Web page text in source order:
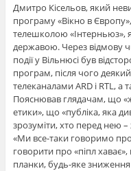
Дмитро Кісельов, який
програму «Вікно в
телешколою «Інтерньюз»,
державою. Через відмову
події у Вільнюсі був
програм, після чого
телеканалами ARD і RTL,
Пояснював глядачам, що
етики», що «публіка, яка
зрозуміти, хто перед нею
«Ми все-таки говоримо
говорити про «піпл
планки, будь-яке зниження